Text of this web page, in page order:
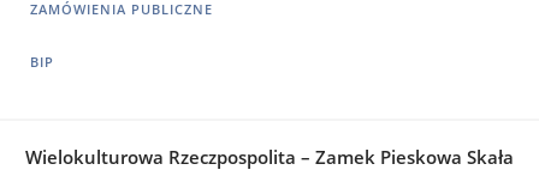
ZAMÓWIENIA PUBLICZNE
BIP
Wielokulturowa Rzeczpospolita – Zamek Pieskowa Skała